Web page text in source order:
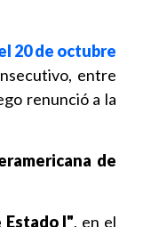
20 de octubre
entre
renunció a la
de
I", en el